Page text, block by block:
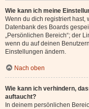
Wie kann ich meine
Wenn du dich registriert
Datenbank des Boards
„Persönlichen Bereich“; der
wenn du auf deinen
Einstellungen ändern.
Nach oben
Wie kann ich verhindern,
auftaucht?
In deinem persönlichen